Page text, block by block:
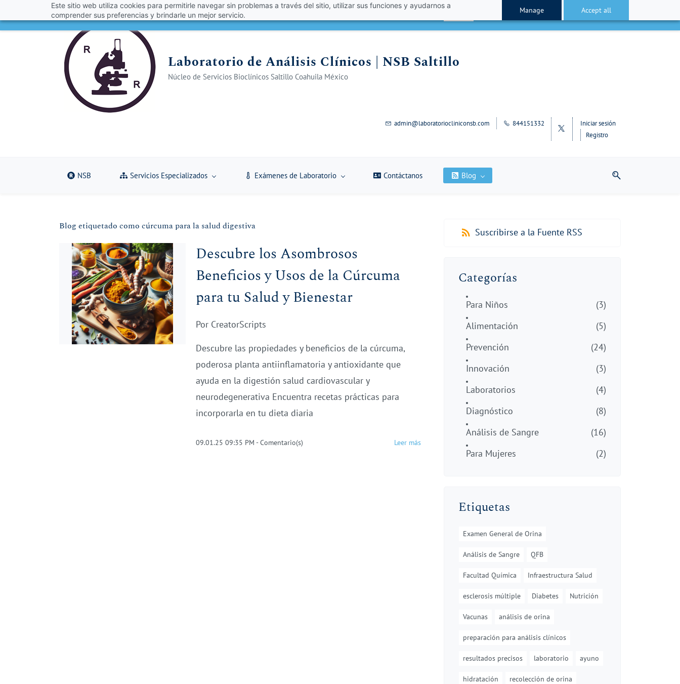
Este sitio web utiliza cookies para permitirle navegar sin problemas a través del sitio, utilizar sus funciones y ayudarnos a
comprender sus preferencias y brindarle un mejor servicio.
Manage Accept all
to
to
Laboratorio de Análisis Clínicos | NSB Saltillo
Núcleo de Servicios Bioclínicos Saltillo Coahuila México
admin@laboratoriocliniconsb.com 844151332
Iniciar sesión
Registro
NSB Servicios Especializados Exámenes de Laboratorio Contáctanos Blog
Blog etiquetado como cúrcuma para la salud digestiva
Descubre los Asombrosos
Beneficios y Usos de la Cúrcuma
para tu Salud y Bienestar
Por CreatorScripts
Descubre las propiedades y beneficios de la cúrcuma,
poderosa planta antiinflamatoria y antioxidante que
ayuda en la digestión salud cardiovascular y
neurodegenerativa Encuentra recetas prácticas para
incorporarla en tu dieta diaria
09.01.25 09:35 PM-Comentario(s) Leer más
Suscribirse a la Fuente RSS
Categorías
Para Niños
(3)
Alimentación
(5)
Prevención
(24)
Innovación
(3)
Laboratorios
(4)
Diagnóstico
(8)
Análisis de Sangre
(16)
Para Mujeres
(2)
Etiquetas
Examen General de Orina
Análisis de Sangre QFB
Facultad Química Infraestructura Salud
esclerosis múltiple Diabetes Nutrición
Vacunas análisis de orina
preparación para análisis clínicos
resultados precisos laboratorio ayuno
hidratación recolección de orina
¡Obtén un 10% de descuento con el código VERANO 2026!